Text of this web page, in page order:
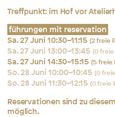
Treffpunkt:im Hof vor
führungen mit reservation
Sa. 27 Juni 10:30–11:15 (2 freie
Sa. 27 Juni 13:00–13:45 (0
Sa. 27 Juni 14:30–15:15 (5 freie
So. 28 Juni 10:00–10:45 (0
So. 28 Juni 11:30–12:15 (0 freie
Reservationen sind zu
möglich.